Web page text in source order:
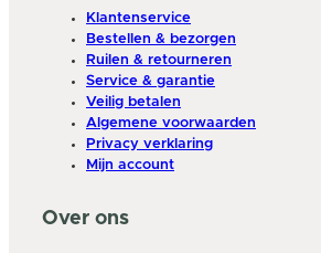
Klantenservice
Bestellen & bezorgen
Ruilen & retourneren
Service & garantie
Veilig betalen
Algemene voorwaarden
Privacy verklaring
Mijn account
Over ons